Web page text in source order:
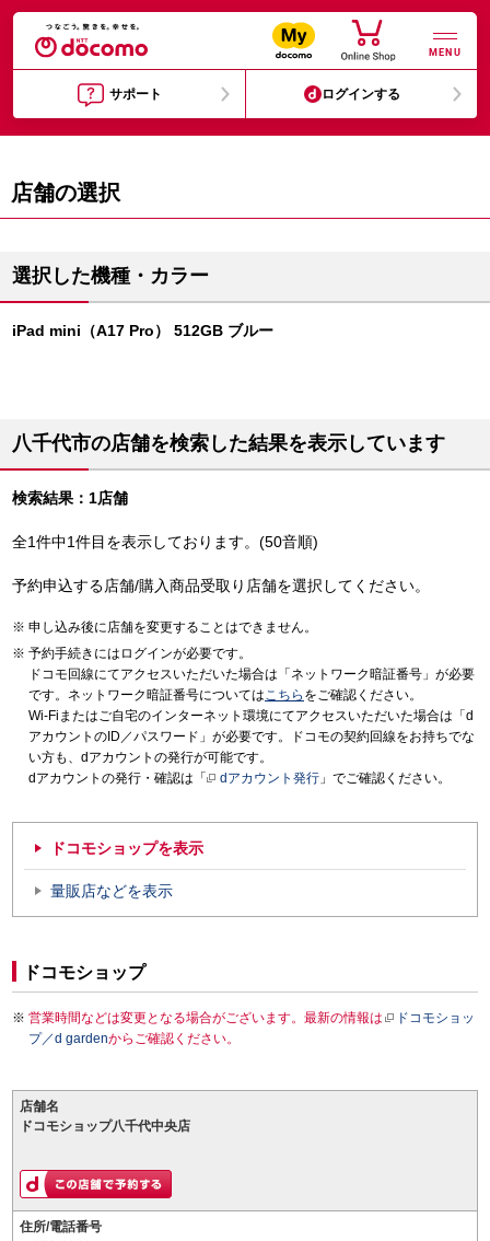
MENU
サポート ログインする
店舗の選択
選択した機種・カラー
iPad mini（A17 Pro） 512GB ブルー
八千代市の店舗を検索した結果を表示しています
検索結果：1店舗
全1件中1件目を表示しております。(50音順)
予約申込する店舗/購入商品受取り店舗を選択してください。
申し込み後に店舗を変更することはできません。
予約手続きにはログインが必要です。
ドコモ回線にてアクセスいただいた場合は「ネットワーク暗証番号」が必要
です。ネットワーク暗証番号についてはこちら をご確認ください。
Wi-Fiまたはご自宅のインターネット環境にてアクセスいただいた場合は「d
アカウントのID／パスワード」が必要です。ドコモの契約回線をお持ちでな
い方も、dアカウントの発行が可能です。
dアカウントの発行・確認は「
dアカウント発行 」でご確認ください。
ドコモショップを表示
量販店などを表示
ドコモショップ
営業時間などは変更となる場合がございます。最新の情報は
ドコモショッ
プ／d gardenからご確認ください。
店舗名
ドコモショップ八千代中央店
住所/電話番号